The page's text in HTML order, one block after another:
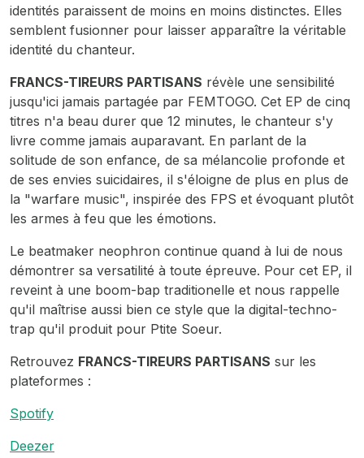
identités paraissent de moins en moins distinctes. Elles
semblent fusionner pour laisser apparaître la véritable
identité du chanteur.
FRANCS-TIREURS PARTISANS révèle une sensibilité
jusqu'ici jamais partagée par FEMTOGO. Cet EP de cinq
titres n'a beau durer que 12 minutes, le chanteur s'y
livre comme jamais auparavant. En parlant de la
solitude de son enfance, de sa mélancolie profonde et
de ses envies suicidaires, il s'éloigne de plus en plus de
la "warfare music", inspirée des FPS et évoquant plutôt
les armes à feu que les émotions.
Le beatmaker neophron continue quand à lui de nous
démontrer sa versatilité à toute épreuve. Pour cet EP, il
reveint à une boom-bap traditionelle et nous rappelle
qu'il maîtrise aussi bien ce style que la digital-techno-
trap qu'il produit pour Ptite Soeur.
Retrouvez FRANCS-TIREURS PARTISANS sur les
plateformes :
Spotify
Deezer